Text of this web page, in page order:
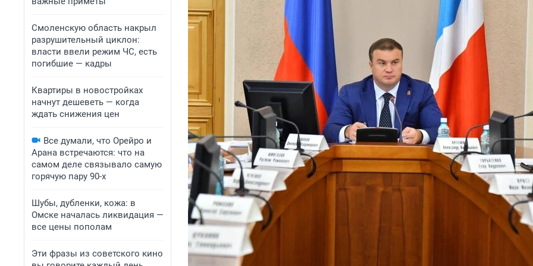
Смоленскую область накрыл
разрушительный циклон:
власти ввели режим ЧС, есть
погибшие — кадры
Квартиры в новостройках
начнут дешеветь — когда
ждать снижения цен
Все думали, что Орейро и
Арана встречаются: что на
самом деле связывало самую
горячую пару 90-х
Шубы, дубленки, кожа: в
Омске началась ликвидация —
все цены пополам
Эти фразы из советского кино